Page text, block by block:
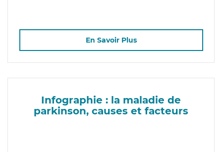
En Savoir Plus
Infographie : la maladie de
parkinson, causes et facteurs